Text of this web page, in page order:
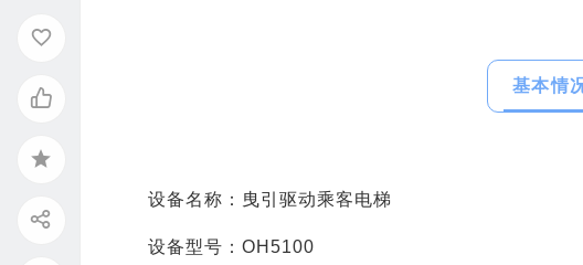
基本情
设备名称：曳引驱动乘客电梯
设备型号：OH5100